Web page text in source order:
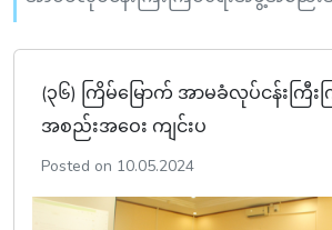
(၃၆) ကြိမ်မြောက် အာမခံလုပ်ငန်းကြီး
အစည်းအဝေး ကျင်းပ
Posted on 10.05.2024